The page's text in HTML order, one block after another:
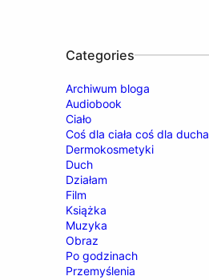
Categories
Archiwum bloga
Audiobook
Ciało
Coś dla ciała coś dla ducha
Dermokosmetyki
Duch
Działam
Film
Książka
Muzyka
Obraz
Po godzinach
Przemyślenia